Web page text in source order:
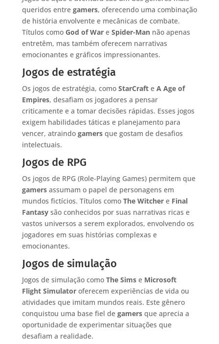
queridos entre gamers, oferecendo uma combinação
de história envolvente e mecânicas de combate.
Títulos como God of Ware Spider-Mannão apenas
entretêm, mas também oferecem narrativas
emocionantes e gráficos impressionantes.
Jogos de estratégia
Os jogos de estratégia, como StarCrafte A Age of
Empires, desafiam os jogadores a pensar
criticamente e a tomar decisões rápidas. Esses jogos
exigem habilidades táticas e planejamento para
vencer, atraindo gamersque gostam de desafios
intelectuais.
Jogos de RPG
Os jogos de RPG (Role-Playing Games) permitem que
gamersassumam o papel de personagens em
mundos fictícios. Títulos como The Witchere Final
Fantasysão conhecidos por suas narrativas ricas e
vastos universos a serem explorados, envolvendo os
jogadores em suas histórias complexas e
emocionantes.
Jogos de simulação
Jogos de simulação como The Simse Microsoft
Flight Simulatoroferecem experiências de vida ou
atividades que imitam mundos reais. Este gênero
conquistou uma base fiel de gamersque aprecia a
oportunidade de experimentar situações que
desafiam a realidade.